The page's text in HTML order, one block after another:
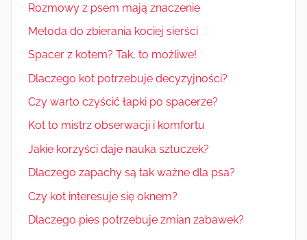
Rozmowy z psem mają znaczenie
Metoda do zbierania kociej sierści
Spacer z kotem? Tak, to możliwe!
Dlaczego kot potrzebuje decyzyjności?
Czy warto czyścić łapki po spacerze?
Kot to mistrz obserwacji i komfortu
Jakie korzyści daje nauka sztuczek?
Dlaczego zapachy są tak ważne dla psa?
Czy kot interesuje się oknem?
Dlaczego pies potrzebuje zmian zabawek?